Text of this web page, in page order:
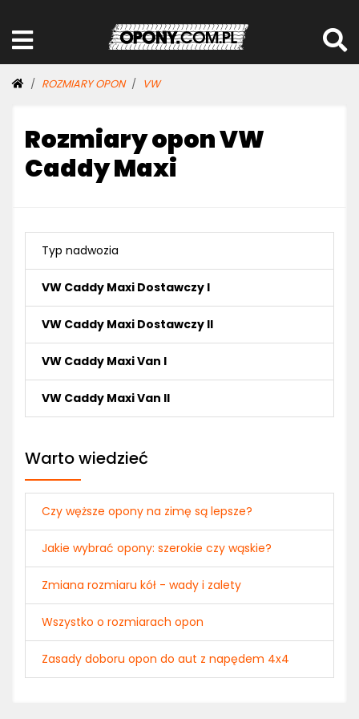
ROZMIARY OPON VW
Rozmiary opon VW
Caddy Maxi
Typ nadwozia
VW Caddy Maxi Dostawczy I
VW Caddy Maxi Dostawczy II
VW Caddy Maxi Van I
VW Caddy Maxi Van II
Warto wiedzieć
Czy węższe opony na zimę są lepsze?
Jakie wybrać opony: szerokie czy wąskie?
Zmiana rozmiaru kół - wady i zalety
Wszystko o rozmiarach opon
Zasady doboru opon do aut z napędem 4x4